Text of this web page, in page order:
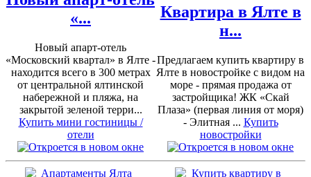
«...
Новый апарт-отель
«Московский квартал» в Ялте -
находится всего в 300 метрах
от центральной ялтинской
набережной и пляжа, на
закрытой зеленой терри...
Купить мини гостиницы /
отели
Квартира в Ялте в
н...
Предлагаем купить квартиру в
Ялте в новостройке с видом на
море - прямая продажа от
застройщика! ЖК «Скай
Плаза» (первая линия от моря)
- Элитная ... Купить
новостройки